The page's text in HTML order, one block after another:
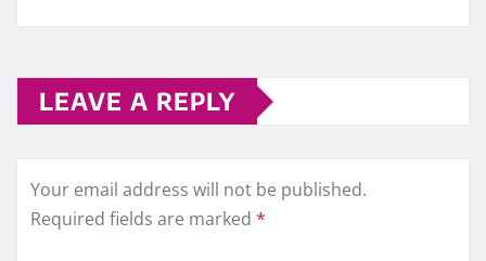
LEAVE A REPLY
Your email address will not be published.
Required fields are marked *